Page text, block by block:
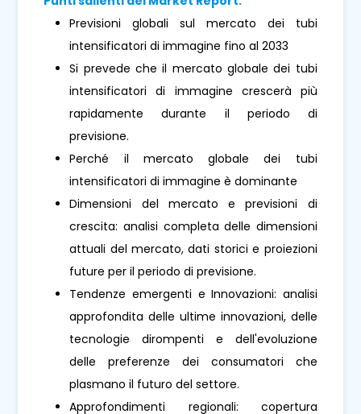
Previsioni globali sul mercato dei tubi
intensificatori di immagine fino al 2033
Si prevede che il mercato globale dei tubi
intensificatori di immagine crescerà più
rapidamente durante il periodo di
previsione.
Perché il mercato globale dei tubi
intensificatori di immagine è dominante
Dimensioni del mercato e previsioni di
crescita: analisi completa delle dimensioni
attuali del mercato, dati storici e proiezioni
future per il periodo di previsione.
Tendenze emergenti e Innovazioni: analisi
approfondita delle ultime innovazioni, delle
tecnologie dirompenti e dell'evoluzione
delle preferenze dei consumatori che
plasmano il futuro del settore.
Approfondimenti regionali: copertura